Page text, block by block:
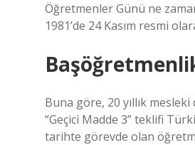
Öğretmenler Günü ne
1981’de 24 Kasım resmi
Buna göre, 20 yıllık
“Geçici Madde 3” teklifi
tarihte görevde olan